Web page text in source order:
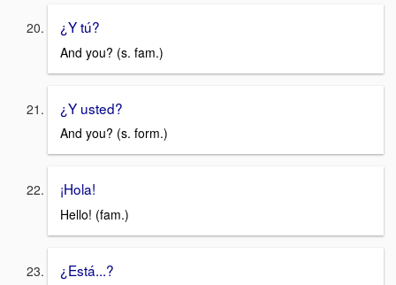
¿Y tú?
And you? (s. fam.)
¿Y usted?
And you? (s. form.)
¡Hola!
Hello! (fam.)
¿Está...?